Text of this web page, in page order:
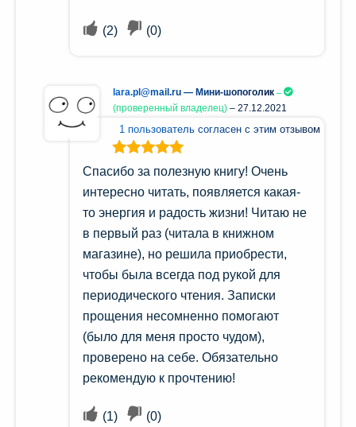
(2) (0)
lara.pl@mail.ru — Мини-шопоголик
(проверенный владелец) – 27.12.2021
1 пользователь согласен с этим отзывом
Оценка5из
Спасибо за полезную книгу! Очень
интересно читать, появляется какая-
то энергия и радость жизни! Читаю не
в первый раз (читала в книжном
магазине), но решила приобрести,
чтобы была всегда под рукой для
периодического чтения. Записки
прощения несомненно помогают
(было для меня просто чудом),
проверено на себе. Обязательно
рекомендую к прочтению!
(1) (0)